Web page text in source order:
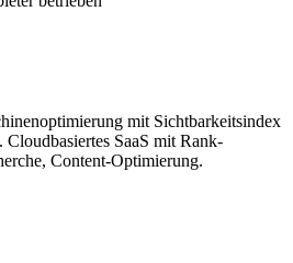
mit Sichtbarkeitsindex
SaaS mit Rank-
Content-Optimierung.